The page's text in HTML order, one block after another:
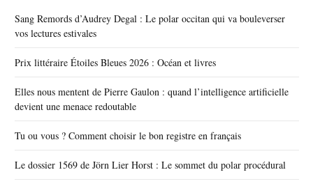
Sang Remords d’Audrey Degal : Le polar occitan qui va bouleverser
vos lectures estivales
Prix littéraire Étoiles Bleues 2026 : Océan et livres
Elles nous mentent de Pierre Gaulon : quand l’intelligence artificielle
devient une menace redoutable
Tu ou vous ? Comment choisir le bon registre en français
Le dossier 1569 de Jörn Lier Horst : Le sommet du polar procédural